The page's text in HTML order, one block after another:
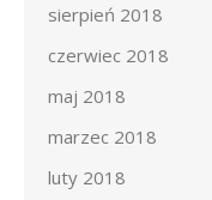
sierpień 2018
czerwiec 2018
maj 2018
marzec 2018
luty 2018